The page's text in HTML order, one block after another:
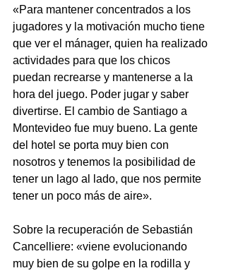
«Para mantener concentrados a los
jugadores y la motivación mucho tiene
que ver el mánager, quien ha realizado
actividades para que los chicos
puedan recrearse y mantenerse a la
hora del juego. Poder jugar y saber
divertirse. El cambio de Santiago a
Montevideo fue muy bueno. La gente
del hotel se porta muy bien con
nosotros y tenemos la posibilidad de
tener un lago al lado, que nos permite
tener un poco más de aire».
Sobre la recuperación de Sebastián
Cancelliere: «viene evolucionando
muy bien de su golpe en la rodilla y